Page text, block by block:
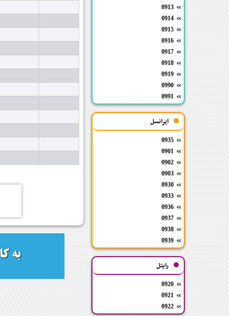
0913
0914
0915
0916
0917
0918
0919
0990
0991
ایرانسل
0935
0901
0902
0903
0930
0933
0936
0937
0938
0939
رایتل
0920
0921
0922